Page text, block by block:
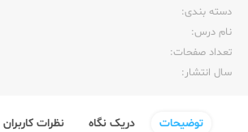
دسته بندی:
نام درس:
تعداد صفحات:‌
سال انتشار:‌
توضیحات دریک نگاه نظرات کاربران